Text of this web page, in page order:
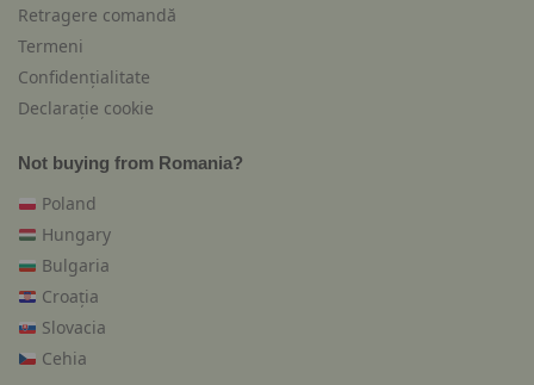
Retragere comandă
Termeni
Confidențialitate
Declarație cookie
Not buying from Romania?
Poland
Hungary
Bulgaria
Croația
Slovacia
Cehia